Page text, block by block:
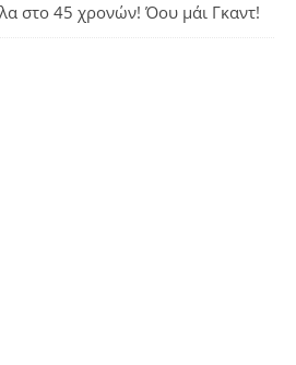
στο 45 χρονών! Όου μάι Γκαντ!